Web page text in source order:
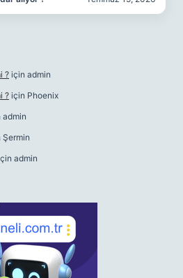
? için admin
? için Phoenix
admin
Şermin
admin